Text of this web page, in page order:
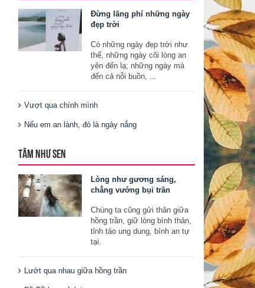
Đừng lãng phí những ngày
đẹp trời
Có những ngày đẹp trời như
thế, những ngày cõi lòng an
yên đến lạ; những ngày mà
đến cả nỗi buồn, ...
Vượt qua chính mình
Nếu em an lành, đó là ngày nắng
TÂM NHƯ SEN
Lòng như gương sáng,
chẳng vướng bụi trần
Chúng ta cũng gửi thân giữa
hồng trần, giữ lòng bình thản,
tỉnh táo ung dung, bình an tự
tại.
Lướt qua nhau giữa hồng trần